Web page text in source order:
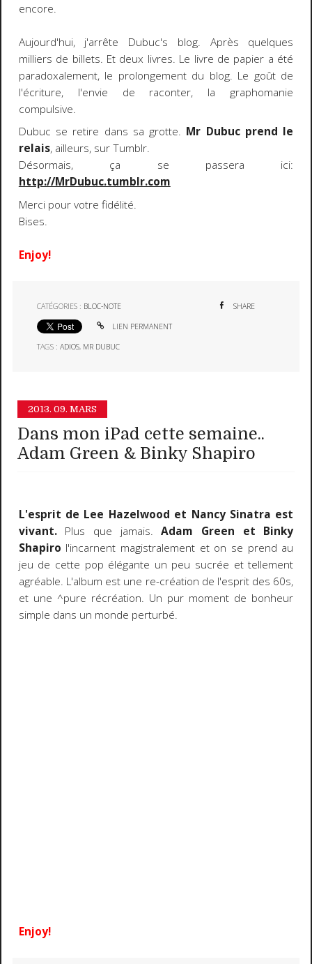
encore.
Aujourd'hui, j'arrête Dubuc's blog. Après quelques
milliers de billets. Et deux livres. Le livre de papier a été
paradoxalement, le prolongement du blog. Le goût de
l'écriture, l'envie de raconter, la graphomanie
compulsive.
Dubuc se retire dans sa grotte. Mr Dubuc prend le
relais, ailleurs, sur Tumblr.
Désormais, ça se passera ici:
http://MrDubuc.tumblr.com
Merci pour votre fidélité.
Bises.
Enjoy!
CATÉGORIES : BLOC-NOTE SHARE
LIEN PERMANENT
TAGS :ADIOS, MR DUBUC
2013. 09. MARS
Dans mon iPad cette semaine..
Adam Green & Binky Shapiro
L'esprit de Lee Hazelwood et Nancy Sinatra est
vivant.Plus que jamais.Adam Green et Binky
Shapiro l'incarnent magistralement et on se prend au
jeu de cette pop élégante un peu sucrée et tellement
agréable. L'album est une re-création de l'esprit des 60s,
et une ^pure récréation. Un pur moment de bonheur
simple dans un monde perturbé.
Enjoy!